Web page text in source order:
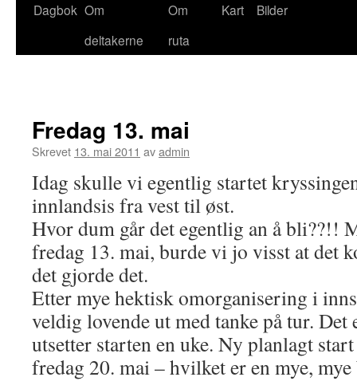
Hopp
Dagbok Om
deltakerne
Om
ruta
Kart Bilder
Fredag 13. mai
Skrevet 13. mai 2011 avadmin
Idag skulle vi egentlig startet
innlandsis fra vest til øst.
Hvor dum går det egentlig an å bli??!!
fredag 13. mai, burde vi jo visst at det
det gjorde det.
Etter mye hektisk omorganisering i
veldig lovende ut med tanke på tur. Det
utsetter starten en uke. Ny planlagt
fredag 20. mai – hvilket er en mye,